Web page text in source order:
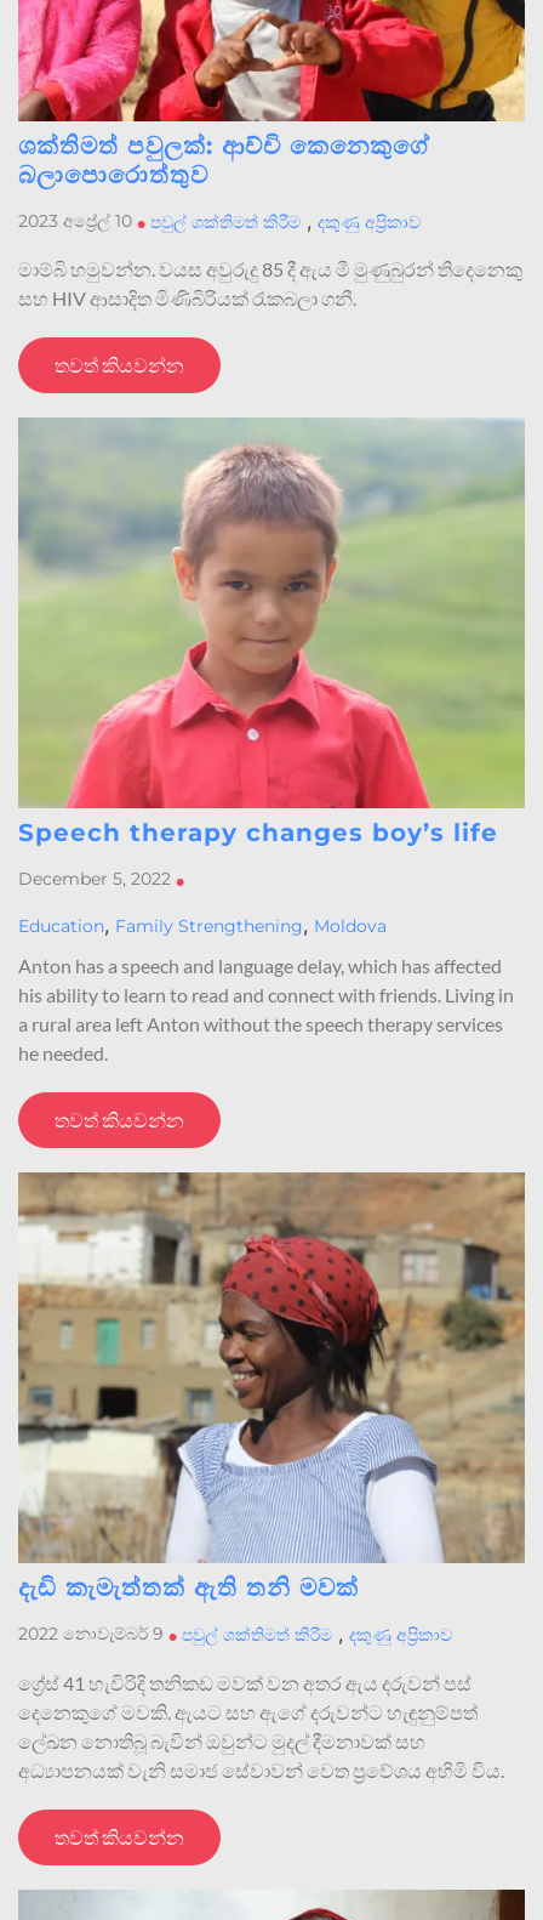
ශක්තිමත් පවුලක්: ආච්චි කෙනෙකුගේ
බලාපොරොත්තුව
2023 අප්‍රේල් 10 • පවුල් ශක්තිමත් කිරීම , දකුණු අප්‍රිකාව
මාම්බි හමුවන්න. වයස අවුරුදු 85 දී ඇය මී මුණුබුරන් තිදෙනෙකු
සහ HIV ආසාදිත මිණිබිරියක් රැකබලා ගනී.
තවත් කියවන්න
Speech therapy changes boy’s life
December 5, 2022 •
Education, Family Strengthening, Moldova
Anton has a speech and language delay, which has affected
his ability to learn to read and connect with friends. Living in
a rural area left Anton without the speech therapy services
he needed.
තවත් කියවන්න
දැඩි කැමැත්තක් ඇති තනි මවක්
2022 නොවැම්බර් 9 • පවුල් ශක්තිමත් කිරීම , දකුණු අප්‍රිකාව
ග්‍රේස් 41 හැවිරිදි තනිකඩ මවක් වන අතර ඇය දරුවන් පස්
දෙනෙකුගේ මවකි. ඇයට සහ ඇගේ දරුවන්ට හැඳුනුම්පත්
ලේඛන නොතිබූ බැවින් ඔවුන්ට මුදල් දීමනාවක් සහ
අධ්‍යාපනයක් වැනි සමාජ සේවාවන් වෙත ප්‍රවේශය අහිමි විය.
තවත් කියවන්න